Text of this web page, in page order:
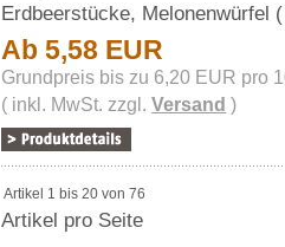
Erdbeerstücke, Melonenwürfel (
Ab 5,58 EUR
Grundpreis bis zu 6,20 EUR pro
( inkl. MwSt. zzgl.Versand )
Artikel 1 bis 20 von 76
Artikel pro Seite